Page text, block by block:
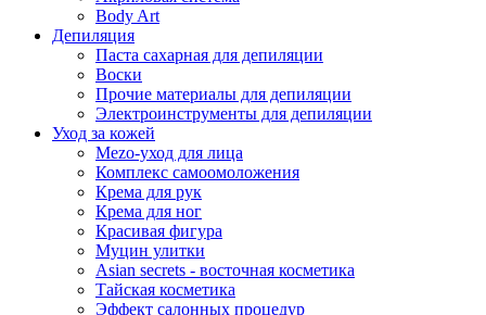
Body Art
Депиляция
Паста сахарная для депиляции
Воски
Прочие материалы для депиляции
Электроинструменты для депиляции
Уход за кожей
Mezo-уход для лица
Комплекс самоомоложения
Крема для рук
Крема для ног
Красивая фигура
Муцин улитки
Asian seсrets - восточная косметика
Тайская косметика
Эффект салонных процедур